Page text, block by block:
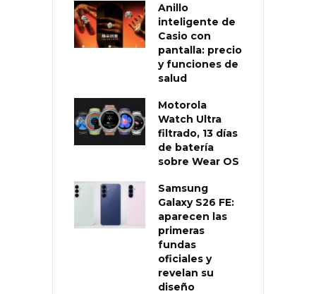
Anillo
inteligente de
Casio con
pantalla: precio
y funciones de
salud
Motorola
Watch Ultra
filtrado, 13 días
de batería
sobre Wear OS
Samsung
Galaxy S26 FE:
aparecen las
primeras
fundas
oficiales y
revelan su
diseño